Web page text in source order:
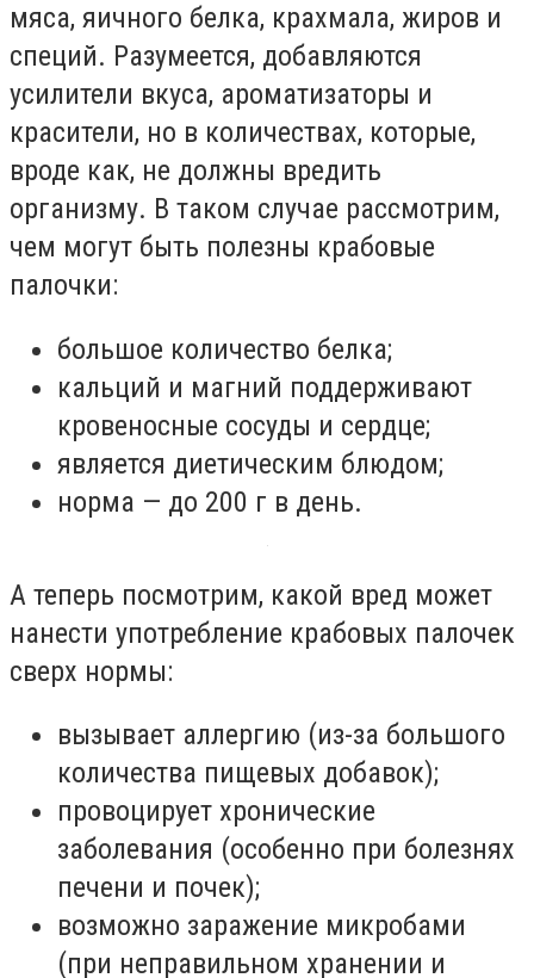
мяса, яичного белка, крахмала, жиров и
специй. Разумеется, добавляются
усилители вкуса, ароматизаторы и
красители, но в количествах, которые,
вроде как, не должны вредить
организму. В таком случае рассмотрим,
чем могут быть полезны крабовые
палочки:
большое количество белка;
кальций и магний поддерживают
кровеносные сосуды и сердце;
является диетическим блюдом;
норма — до 200 г в день.
А теперь посмотрим, какой вред может
нанести употребление крабовых палочек
сверх нормы:
вызывает аллергию (из-за большого
количества пищевых добавок);
провоцирует хронические
заболевания (особенно при болезнях
печени и почек);
возможно заражение микробами
(при неправильном хранении и